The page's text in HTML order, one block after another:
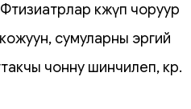
көжүп чоруур
сумуларны эргий
чонну шинчилеп, көөр.